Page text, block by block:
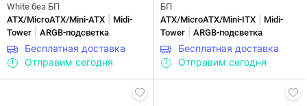
White без БП
ATX/MicroATX/Mini-ATX
Midi-
Tower
ARGB-подсветка
Бесплатная доставка
Отправим сегодня
БП
ATX/MicroATX/Mini-ITX
Midi-
Tower
ARGB-подсветка
Бесплатная доставка
Отправим сегодня